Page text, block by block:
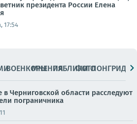
президента России Елена
17:54
ВОЕНКОРЫМНЕНИЯПАБЛИКИ
ФОТОЛОНГРИДЫ
в Черниговской области расследуют
пограничника